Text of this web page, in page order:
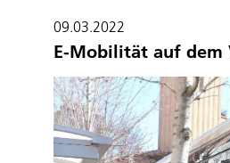
09.03.2022
E-Mobilität auf dem